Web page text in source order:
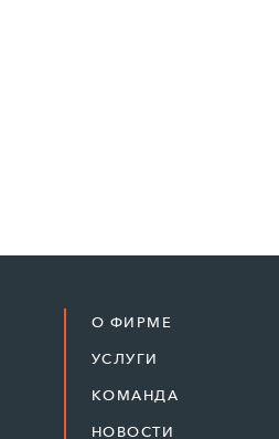
О ФИРМЕ
УСЛУГИ
КОМАНДА
НОВОСТИ